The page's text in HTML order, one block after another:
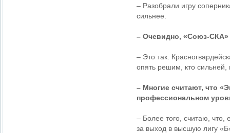
– Разобрали игру
сильнее.
– Очевидно, «Союз-СКА»
– Это так.
опять решим, кто сильней,
– Многие считают, что
профессиональном
– Более того, считаю,
за выход в высшую лигу